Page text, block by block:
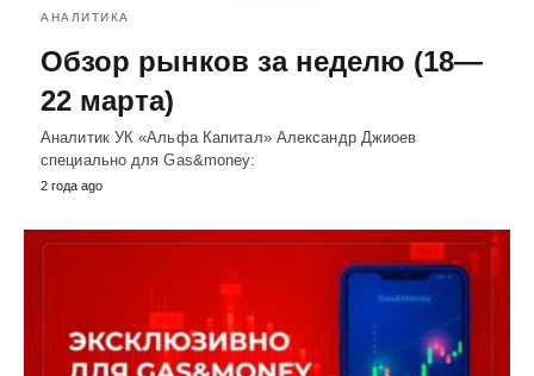
АНАЛИТИКА
Обзор рынков за неделю (18—
22 марта)
Аналитик УК «Альфа Капитал» Александр Джиоев
специально для Gas&money:
2 года ago